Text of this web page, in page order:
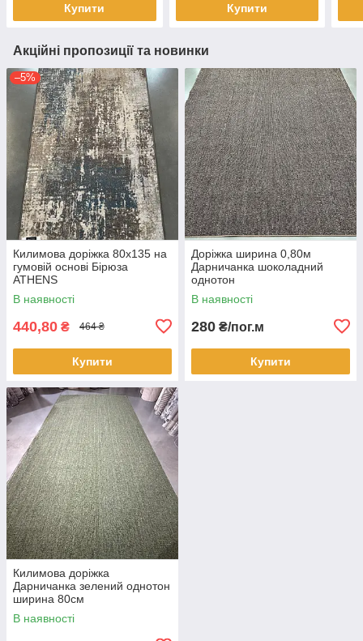
Купити Купити
Акційні пропозиції та новинки
–5%
Килимова доріжка 80х135 на
гумовій основі Бірюза
ATHENS
В наявності
440,80 ₴ 464 ₴
Купити
Доріжка ширина 0,80м
Дарничанка шоколадний
однотон
В наявності
280 ₴/пог.м
Купити
Килимова доріжка
Дарничанка зелений однотон
ширина 80см
В наявності